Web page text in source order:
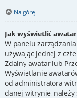
Na górę
Jak wyświetlić
W panelu zarządzania
używając jednej z
Zdalny awatar lub
Wyświetlanie
od administratora
danej witrynie,